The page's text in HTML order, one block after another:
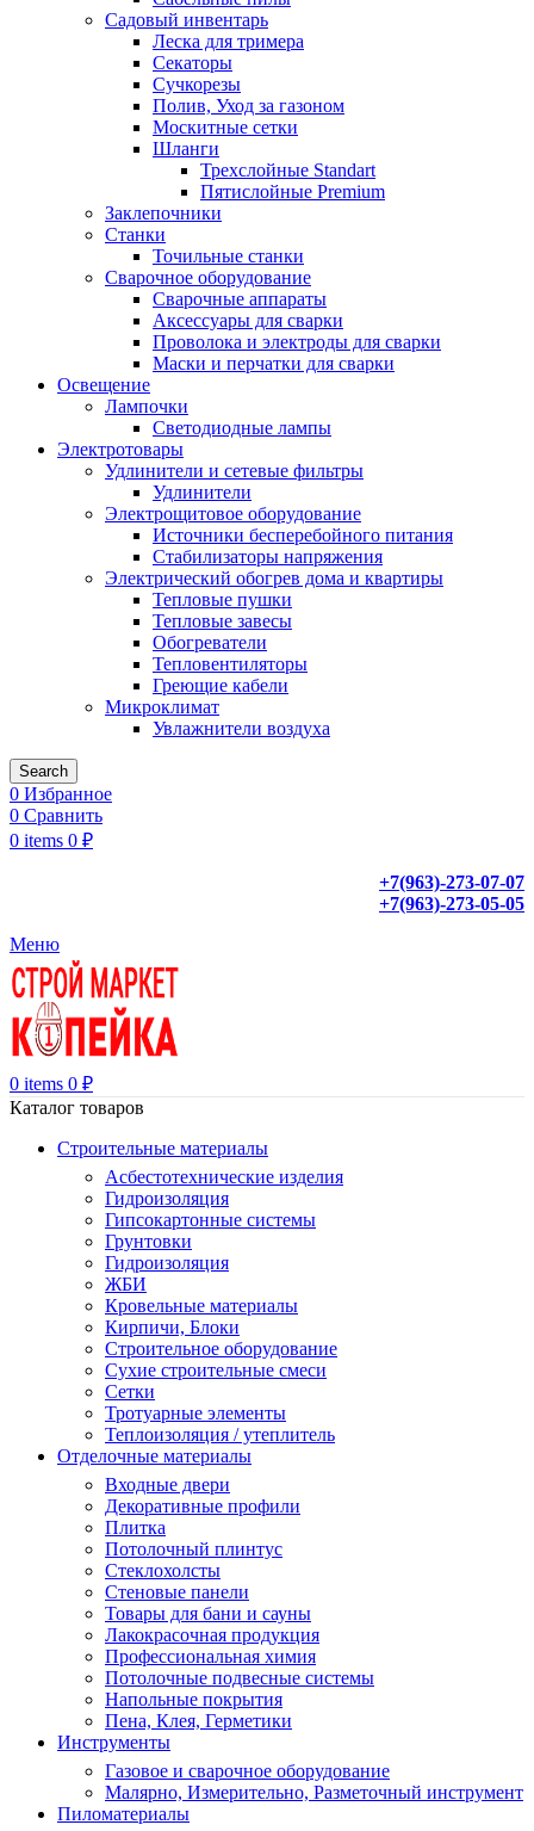
Садовый инвентарь
Леска для тримера
Секаторы
Сучкорезы
Полив, Уход за газоном
Москитные сетки
Шланги
Трехслойные Standart
Пятислойные Premium
Заклепочники
Станки
Точильные станки
Сварочное оборудование
Сварочные аппараты
Аксессуары для сварки
Проволока и электроды для сварки
Маски и перчатки для сварки
Освещение
Лампочки
Светодиодные лампы
Электротовары
Удлинители и сетевые фильтры
Удлинители
Электрощитовое оборудование
Источники бесперебойного питания
Стабилизаторы напряжения
Электрический обогрев дома и квартиры
Тепловые пушки
Тепловые завесы
Обогреватели
Тепловентиляторы
Греющие кабели
Микроклимат
Увлажнители воздуха
Search
0 Избранное
0 Сравнить
0 items 0 ₽
+7(963)-273-07-07
+7(963)-273-05-05
Меню
0 items 0 ₽
Каталог товаров
Строительные материалы
Асбестотехнические изделия
Гидроизоляция
Гипсокартонные системы
Грунтовки
Гидроизоляция
ЖБИ
Кровельные материалы
Кирпичи, Блоки
Строительное оборудование
Сухие строительные смеси
Сетки
Тротуарные элементы
Теплоизоляция / утеплитель
Отделочные материалы
Входные двери
Декоративные профили
Плитка
Потолочный плинтус
Стеклохолсты
Стеновые панели
Товары для бани и сауны
Лакокрасочная продукция
Профессиональная химия
Потолочные подвесные системы
Напольные покрытия
Пена, Клея, Герметики
Инструменты
Газовое и сварочное оборудование
Малярно, Измерительно, Разметочный инструмент
Пиломатериалы